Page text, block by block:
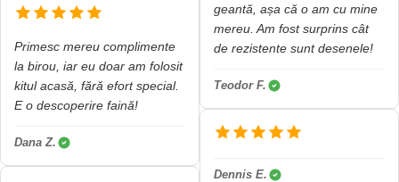
Primesc mereu complimente
la birou, iar eu doar am folosit
kitul acasă, fără efort special.
E o descoperire faină!
Dana Z.
geantă, așa că o am cu mine
mereu. Am fost surprins cât
de rezistente sunt desenele!
Teodor F.
Dennis E.